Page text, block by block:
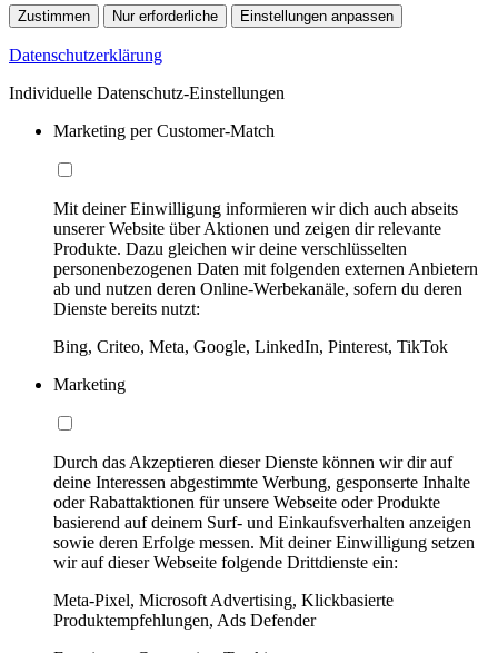
Zustimmen Nur erforderliche Einstellungen anpassen
Datenschutzerklärung
Individuelle Datenschutz-Einstellungen
Marketing per Customer-Match
Mit deiner Einwilligung informieren wir dich auch abseits
unserer Website über Aktionen und zeigen dir relevante
Produkte. Dazu gleichen wir deine verschlüsselten
personenbezogenen Daten mit folgenden externen Anbietern
ab und nutzen deren Online-Werbekanäle, sofern du deren
Dienste bereits nutzt:
Bing, Criteo, Meta, Google, LinkedIn, Pinterest, TikTok
Marketing
Durch das Akzeptieren dieser Dienste können wir dir auf
deine Interessen abgestimmte Werbung, gesponserte Inhalte
oder Rabattaktionen für unsere Webseite oder Produkte
basierend auf deinem Surf- und Einkaufsverhalten anzeigen
sowie deren Erfolge messen. Mit deiner Einwilligung setzen
wir auf dieser Webseite folgende Drittdienste ein:
Meta-Pixel, Microsoft Advertising, Klickbasierte
Produktempfehlungen, Ads Defender